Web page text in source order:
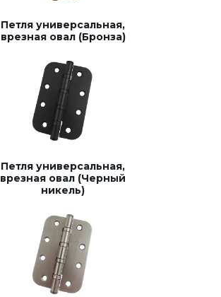
Петля универсальная,
врезная овал (Бронза)
Петля универсальная,
врезная овал (Черный
никель)